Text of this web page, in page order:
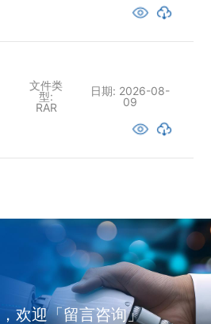
文件类
型:
RAR
日期: 2026-08-
09
欢迎「留言咨询」